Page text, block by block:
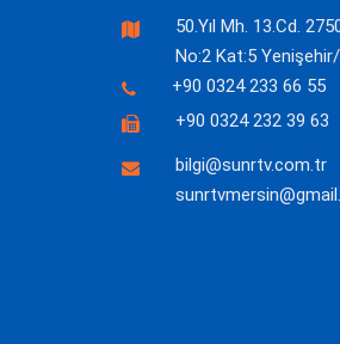
50.Yıl Mh. 13.Cd.
No:2 Kat:5 Yenişehir/
+90 0324 233 66 55
+90 0324 232 39 63
bilgi@sunrtv.com.tr